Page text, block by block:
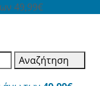
49,99€
Αναζήτηση